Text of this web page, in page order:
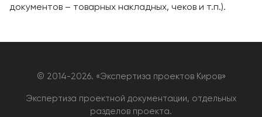
документов – товарных накладных, чеков и т.п.).
© 2014-2026. «Экспертиза проектов Киров»
Экспертиза проектной документации, отдельных
разделов проекта.